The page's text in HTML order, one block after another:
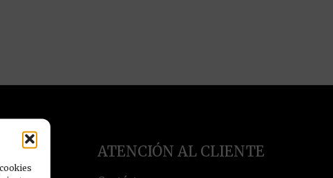
LA
ATENCIÓN AL CLIENTE